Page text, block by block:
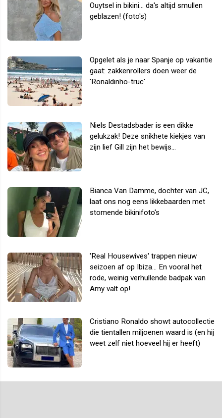
Ouytsel in bikini... da's altijd smullen
geblazen! (foto's)
Opgelet als je naar Spanje op vakantie
gaat: zakkenrollers doen weer de
'Ronaldinho-truc'
Niels Destadsbader is een dikke
gelukzak! Deze snikhete kiekjes van
zijn lief Gill zijn het bewijs...
Bianca Van Damme, dochter van JC,
laat ons nog eens likkebaarden met
stomende bikinifoto's
'Real Housewives' trappen nieuw
seizoen af op Ibiza... En vooral het
rode, weinig verhullende badpak van
Amy valt op!
Cristiano Ronaldo showt autocollectie
die tientallen miljoenen waard is (en hij
weet zelf niet hoeveel hij er heeft)